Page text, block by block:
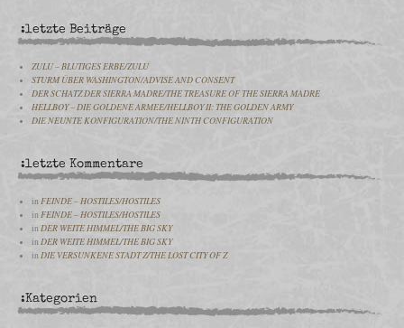
:letzte Beiträge
ZULU – BLUTIGES ERBE/ZULU
STURM ÜBER WASHINGTON/ADVISE AND CONSENT
DER SCHATZ DER SIERRA MADRE/THE TREASURE OF THE SIERRA MADRE
HELLBOY – DIE GOLDENE ARMEE/HELLBOY II: THE GOLDEN ARMY
DIE NEUNTE KONFIGURATION/THE NINTH CONFIGURATION
:letzte Kommentare
inFEINDE – HOSTILES/HOSTILES
inFEINDE – HOSTILES/HOSTILES
inDER WEITE HIMMEL/THE BIG SKY
inDER WEITE HIMMEL/THE BIG SKY
inDIE VERSUNKENE STADT Z/THE LOST CITY OF Z
:Kategorien